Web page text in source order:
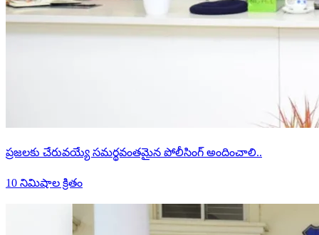
ప్రజలకు చేరువయ్యే సమర్థవంతమైన పోలీసింగ్ అందించాలి..
10 నిమిషాల క్రితం